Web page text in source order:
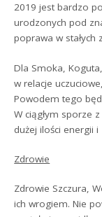
2019 jest bardzo
urodzonych pod
poprawa w stałych
Dla Smoka,
w relacje
Powodem tego
W ciągłym sporze
dużej ilości energii
Zdrowie
Zdrowie Szczura,
ich wrogiem. Nie